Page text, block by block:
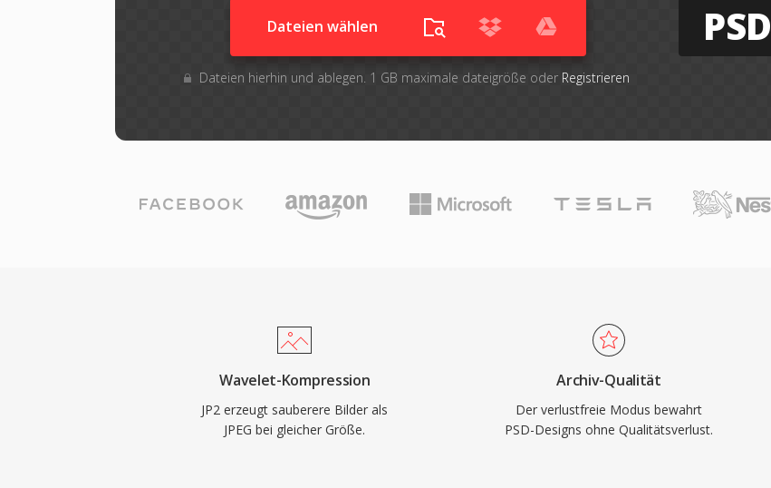
Dateien wählen
Dateien hierhin und ablegen. 1 GB maximale dateigröße oder Registrieren
PSD
Wavelet-Kompression
JP2 erzeugt sauberere Bilder als
JPEG bei gleicher Größe.
Archiv-Qualität
Der verlustfreie Modus bewahrt
PSD-Designs ohne Qualitätsverlust.